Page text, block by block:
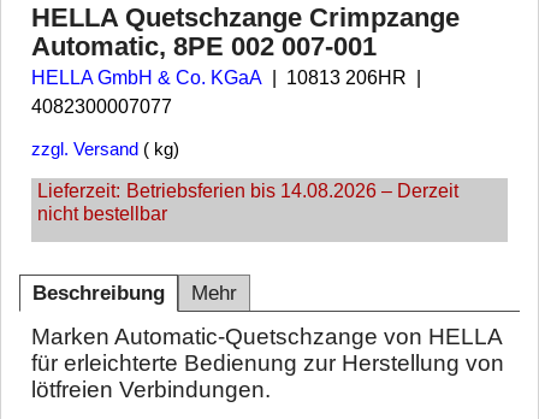
HELLA Quetschzange Crimpzange
Automatic, 8PE 002 007-001
HELLA GmbH & Co. KGaA
10813 206HR
4082300007077
zzgl. Versand kg
Lieferzeit: Betriebsferien bis 14.08.2026 – Derzeit
nicht bestellbar
Beschreibung Mehr
Marken Automatic-Quetschzange von HELLA
für erleichterte Bedienung zur Herstellung von
lötfreien Verbindungen.